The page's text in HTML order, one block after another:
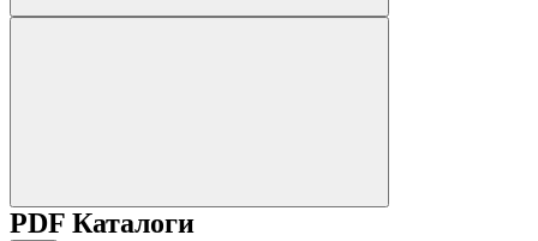
PDF Каталоги